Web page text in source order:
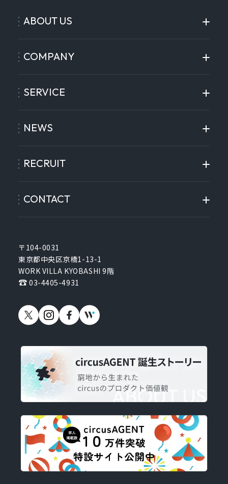
〒104-0031
東京都中央区京橋1-13-1
WORK VILLA KYOBASHI 9階
03-4405-4931
ABOUT US
COMPANY
SERVICE
NEWS
RECRUIT
CONTACT